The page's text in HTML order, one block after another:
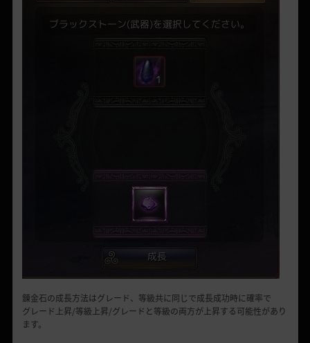
錬金石の成長方法はグレード、等級共に同じで成長成功時に確率で
グレード上昇/等級上昇/グレードと等級の両方が上昇する可能性があり
ます。